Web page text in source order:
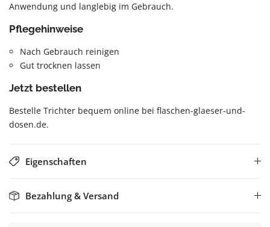
Anwendung und langlebig im Gebrauch.
Pflegehinweise
Nach Gebrauch reinigen
Gut trocknen lassen
Jetzt bestellen
Bestelle Trichter bequem online bei flaschen-glaeser-und-
dosen.de.
Eigenschaften
Bezahlung & Versand